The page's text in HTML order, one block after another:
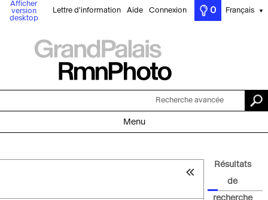
Afficher
version
desktop
Lettre d'information Aide Connexion 0 Français ▼
Recherche avancée
Menu
Résultats
de
recherche